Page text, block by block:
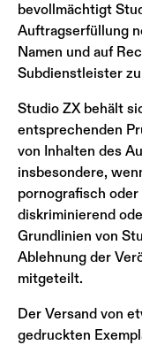
bevollmächtigt
Auftragserfüllung
Namen und auf
Subdienstleister
Studio ZX behält
entsprechenden
von Inhalten des
insbesondere,
pornografisch
diskriminierend
Grundlinien von
Ablehnung der
mitgeteilt.
Der Versand von
gedruckten